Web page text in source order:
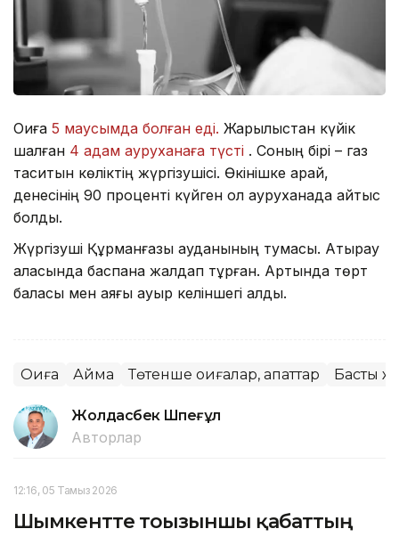
Оқиға 5 маусымда болған еді. Жарылыстан күйік
шалған 4 адам ауруханаға түсті . Соның бірі – газ
таситын көліктің жүргізушісі. Өкінішке қарай,
денесінің 90 проценті күйген ол ауруханада қайтыс
болды.
Жүргізуші Құрманғазы ауданының тумасы. Атырау
қаласында баспана жалдап тұрған. Артында төрт
баласы мен аяғы ауыр келіншегі қалды.
Оқиға Аймақ Төтенше оқиғалар, апаттар Басты
Жолдасбек Шөпеғұл
Авторлар
12:16, 05 Тамыз 2026
Шымкентте тоғызыншы қабаттың